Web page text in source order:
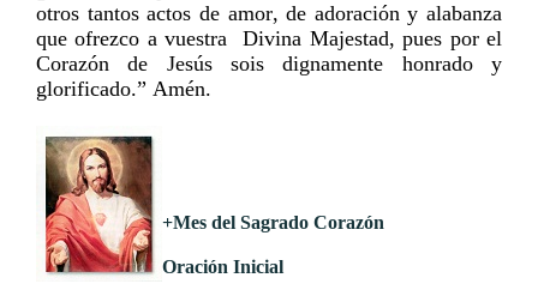
otros tantos actos de amor, de adoración y alabanza
que ofrezco a vuestra Divina Majestad, pues por el
Corazón de Jesús sois dignamente honrado y
glorificado.” Amén.
+Mes del Sagrado Corazón
Oración Inicial